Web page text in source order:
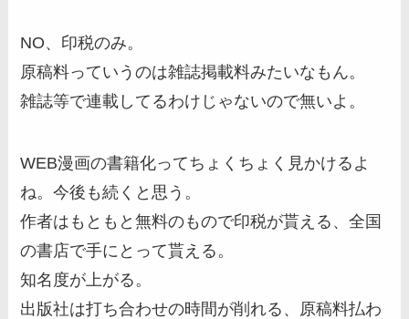
NO、印税のみ。
原稿料っていうのは雑誌掲載料みたいなもん。
雑誌等で連載してるわけじゃないので無いよ。
WEB漫画の書籍化ってちょくちょく見かけるよ
ね。今後も続くと思う。
作者はもともと無料のもので印税が貰える、全国
の書店で手にとって貰える。
知名度が上がる。
出版社は打ち合わせの時間が削れる、原稿料払わ